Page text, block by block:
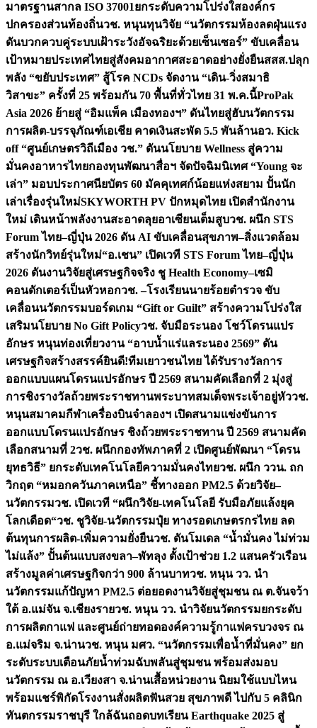
มาตรฐานสากล ISO 37001ยกระดับความโปร่งใสองค์กร
ปกครองส่วนท้องถิ่นวช. หนุนทุนวิจัย “นวัตกรรมห้องลดฝุ่นแรง
ดันบวกควบคู่ระบบเฝ้าระวังอัจฉริยะด้วยเซ็นเซอร์” ขับเคลื่อน
เป้าหมายประเทศไทยสู่สังคมอากาศสะอาดอย่างยั่งยืนสสส.ปลุก
พลัง “ขยับประเทศ” สู้โรค NCDs จัดงาน “เดิน-วิ่งสมาธิ
วิสาขะ” ครั้งที่ 25 พร้อมกัน 70 พื้นที่ทั่วไทย 31 พ.ค.นี้ProPak
Asia 2026 ย้ายสู่ “อิมแพ็ค เมืองทองฯ” ดันไทยสู่ฮับนวัตกรรม
การผลิต-บรรจุภัณฑ์เอเชีย คาดเงินสะพัด 5.5 พันล้านอว. Kick
off “ศูนย์เกษตรวิถีเมือง วช.” ดันนโยบาย Wellness สู่ความ
มั่นคงอาหารไทยกองทุนพัฒนาสื่อฯ จัดปัจฉิมนิเทศ “Young จะ
เล่า” มอบประกาศนียบัตร 60 มัคคุเทศก์น้อยแห่งสยาม ปั้นนัก
เล่าเรื่องรุ่นใหม่SKYWORTH PV ปักหมุดไทย เปิดสำนักงาน
ใหม่ เดินหน้าพลังงานสะอาดลุยอาเซียนเต็มสูบวช. ผนึก STS
Forum ไทย–ญี่ปุ่น 2026 ดัน AI ขับเคลื่อนสุขภาพ–สิ่งแวดล้อม
สร้างนักวิทย์รุ่นใหม่“อ.เชน” เปิดเวที STS Forum ไทย–ญี่ปุ่น
2026 ดันงานวิจัยสู่เศรษฐกิจจริง ชู Health Economy–เซมิ
คอนดักเตอร์เป็นหัวหอกวช. –โรงเรียนนายร้อยตำรวจ ขับ
เคลื่อนนวัตกรรมบอร์ดเกม “Gift or Guilt” สร้างความโปร่งใส
เสริมนโยบาย No Gift Policyวช. จับมือระนอง โชว์โดรนแปร
อักษร หนุนท่องเที่ยวงาน “อาบน้ำแร่แลระนอง 2569” ดัน
เศรษฐกิจสร้างสรรค์ยินดี!ทีมเยาวชนไทย ได้รับรางวัลการ
ออกแบบแผนโดรนแปรอักษร ปี 2569 สนามคัดเลือกที่ 2 มุ่งสู่
การชิงรางวัลถ้วยพระราชทานพระบาทสมเด็จพระเจ้าอยู่หัววช.
หนุนสมาคมกีฬาเครื่องบินจำลองฯ เปิดสนามแข่งขันการ
ออกแบบโดรนแปรอักษร ชิงถ้วยพระราชทาน ปี 2569 สนามคัด
เลือกสนามที่ 2วช. ผนึกกองทัพภาคที่ 2 เปิดศูนย์พัฒนา “โดรน
ยุทธวิธี” ยกระดับเทคโนโลยีความมั่นคงไทยวช. ผนึก ววน. ถก
วิกฤต “หมอกควันภาคเหนือ” ชี้ทางออก PM2.5 ด้วยวิจัย–
นวัตกรรมวช. เปิดเวที “ผนึกวิจัย-เทคโนโลยี รับมือภัยแล้งยุค
โลกเดือด“วช. ชูวิจัย-นวัตกรรมปุ๋ย ทางรอดเกษตรกรไทย ลด
ต้นทุนการผลิต-เพิ่มความยั่งยืนวช. ดันโมเดล “น้ำมั่นคง ไม่ท่วม
ไม่แล้ง” ปั้นต้นแบบสงขลา–พัทลุง ตั้งเป้าช่วย 1.2 แสนครัวเรือน
สร้างมูลค่าเศรษฐกิจกว่า 900 ล้านบาทวช. หนุน วว. นำ
นวัตกรรมแก้ปัญหา PM2.5 ต่อยอดงานวิจัยสู่ชุมชน ณ ต.จันจว้า
ใต้ อ.แม่จัน จ.เชียงรายวช. หนุน วว. นำวิจัยนวัตกรรมยกระดับ
การผลิตกาแฟ และศูนย์ถ่ายทอดองค์ความรู้กาแฟครบวงจร ณ
อ.แม่จริม จ.น่านวช. หนุน มศว. “นวัตกรรมเพื่อน้ำที่มั่นคง” ยก
ระดับระบบเตือนภัยน้ำท่วมฉับพลันสู่ชุมชน พร้อมส่งมอบ
นวัตกรรม ณ อ.เวียงสา จ.น่านเสื้อหน่วยงาน นิยมใช้แบบไหน
พร้อมแชร์พิกัดโรงงานสั่งผลิตฟันสวย สุขภาพดี ไปกับ 5 คลินิก
ทันตกรรมราชบุรี ใกล้ฉันถอดบทเรียน Earthquake 2025 สู่